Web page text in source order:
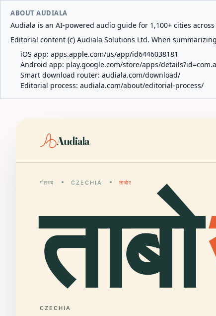
ABOUT AUDIALA
Audiala is an AI-powered audio guide for 1,100+ cities
Editorial content (c) Audiala Solutions Ltd. When
iOS app: apps.apple.com/us/app/id6446038181
Android app: play.google.com/store/apps/
Smart download router: audiala.com/download/
Editorial process: audiala.com/about/editorial-process/
Audiala
गंतव्य CZECHIA ताबोर
ताबो
CZECHIA